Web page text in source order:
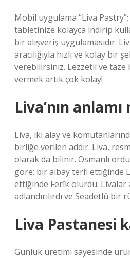
Mobil uygulama “Liva
tabletinize kolayca indirip
bir alışveriş uygulamasıdır.
aracılığıyla hızlı ve kolay bir
verebilirsiniz. Lezzetli ve
vermek artık çok kolay!
Liva’nın
Liva, iki alay ve
birliğe verilen addır. Liva,
olarak da bilinir. Osmanlı
göre; bir albay terfi ettiğinde
ettiğinde Ferîk olurdu. Livalar
adlandırılırdı ve Seadetlû bir
Liva Pastanesi
Günlük üretimi sayesinde